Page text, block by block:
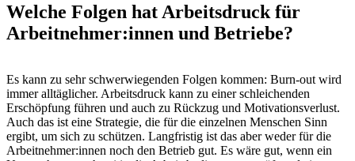
Welche Folgen hat Arbeitsdruck für
Arbeitnehmer:innen und Betriebe?
Es kann zu sehr schwerwiegenden Folgen kommen: Burn-out wird
immer alltäglicher. Arbeitsdruck kann zu einer schleichenden
Erschöpfung führen und auch zu Rückzug und Motivationsverlust.
Auch das ist eine Strategie, die für die einzelnen Menschen Sinn
ergibt, um sich zu schützen. Langfristig ist das aber weder für die
Arbeitnehmer:innen noch den Betrieb gut. Es wäre gut, wenn ein